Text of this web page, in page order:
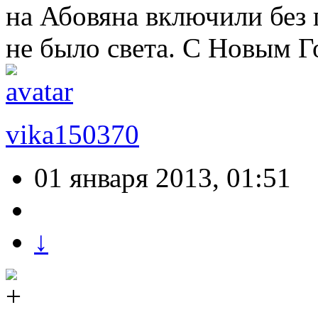
на Абовяна включили без
не было света. С Новым
vika150370
01 января 2013, 01:51
↓